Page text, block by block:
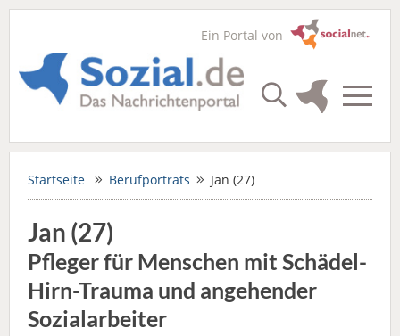
Ein Portal von
Startseite Berufporträts Jan (27)
Jan (27)
Pfleger für Menschen mit Schädel-
Hirn-Trauma und angehender
Sozialarbeiter